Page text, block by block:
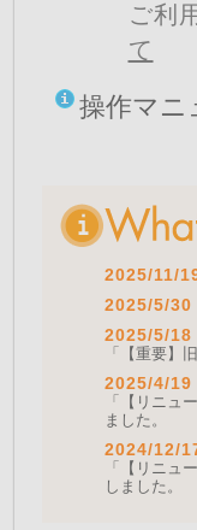
ご利
て
操作マニ
2025/11/
2025/5/30
2025/5/18
「【重要】
2025/4/19
「【リニュ
ました。
2024/12/
「【リニュ
しました。